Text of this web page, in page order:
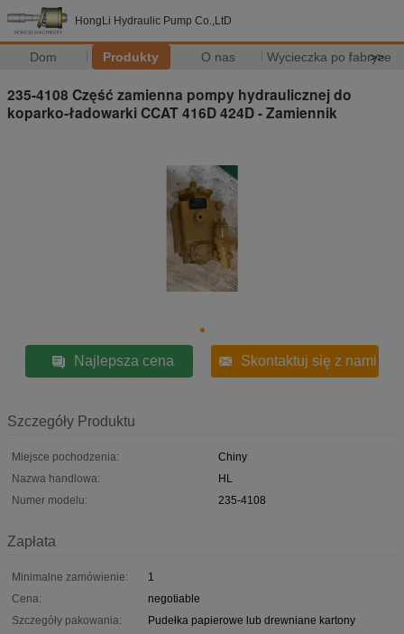
HongLi Hydraulic Pump Co.,LtD
Dom Produkty O nas Wycieczka po fabryce
>>
235-4108 Część zamienna pompy hydraulicznej do
koparko-ładowarki CCAT 416D 424D - Zamiennik
Najlepsza cena Skontaktuj się z nami
Szczegóły Produktu
Miejsce pochodzenia:
Chiny
Nazwa handlowa:
HL
Numer modelu:
235-4108
Zapłata
Minimalne zamówienie:
1
Cena:
negotiable
Szczegóły pakowania:
Pudełka papierowe lub drewniane kartony